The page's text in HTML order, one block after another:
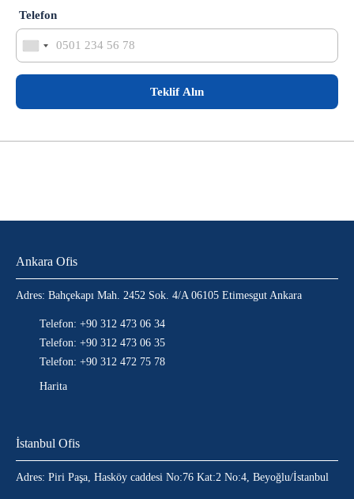
Telefon
Teklif Alın
Ankara Ofis
Adres: Bahçekapı Mah. 2452 Sok. 4/A 06105 Etimesgut Ankara
Telefon: +90 312 473 06 34
Telefon: +90 312 473 06 35
Telefon: +90 312 472 75 78
Harita
İstanbul Ofis
Adres: Piri Paşa, Hasköy caddesi No:76 Kat:2 No:4, Beyoğlu/İstanbul